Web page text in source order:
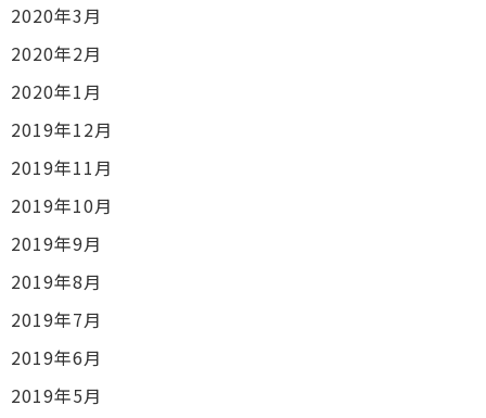
2020年3月
2020年2月
2020年1月
2019年12月
2019年11月
2019年10月
2019年9月
2019年8月
2019年7月
2019年6月
2019年5月